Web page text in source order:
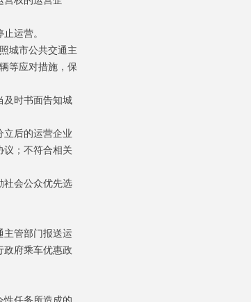
运营。
城市公共交通主
等应对措施，保
时书面告知城
后的运营企业
议；不符合相关
会公众优先选
管部门报送运
政府乘车优惠政